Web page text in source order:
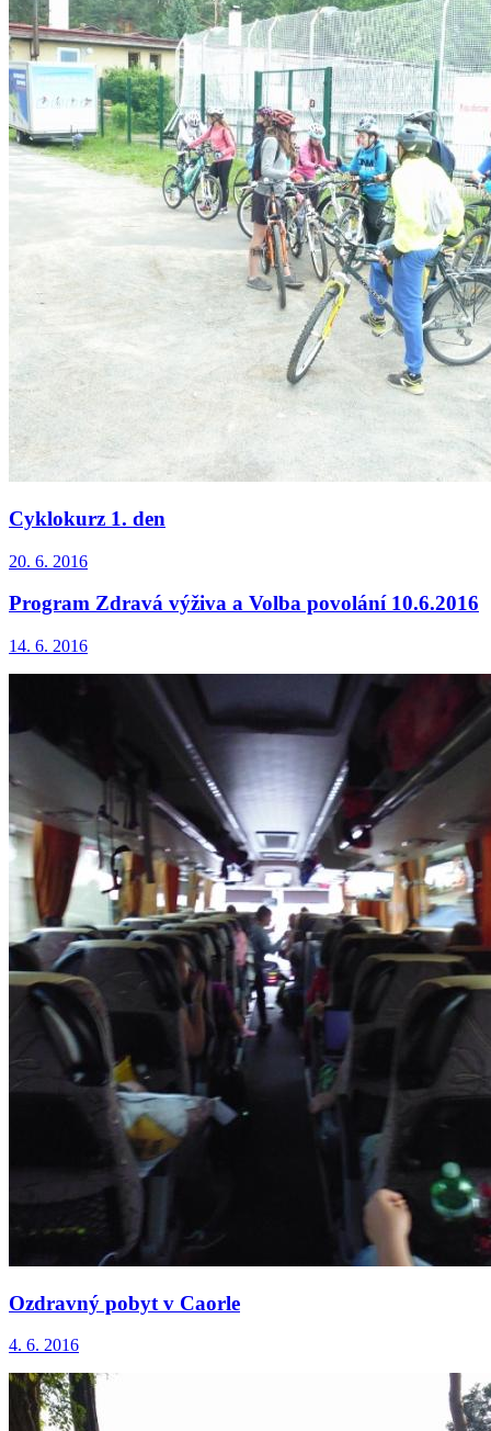
Cyklokurz 1. den
20. 6. 2016
Program Zdravá výživa a Volba povolání 10.6.2016
14. 6. 2016
Ozdravný pobyt v Caorle
4. 6. 2016